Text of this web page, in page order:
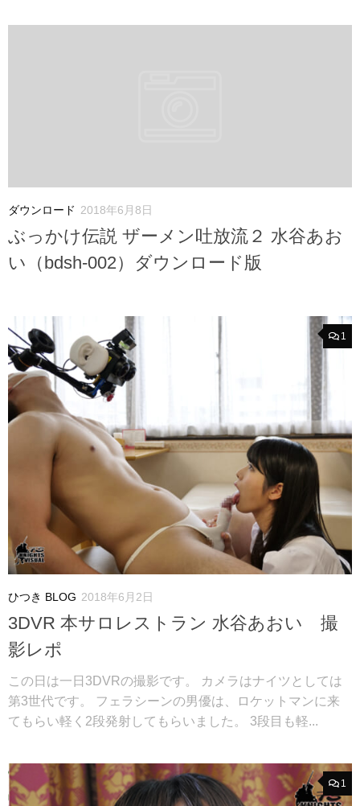
ダウンロード 2018年6月8日
ぶっかけ伝説 ザーメン吐放流２ 水谷あお
い（bdsh-002）ダウンロード版
1
ひつき BLOG 2018年6月2日
3DVR 本サロレストラン 水谷あおい 撮
影レポ
この日は一日3DVRの撮影です。 カメラはナイツとしては
第3世代です。 フェラシーンの男優は、ロケットマンに来
てもらい軽く2段発射してもらいました。 3段目も軽...
1